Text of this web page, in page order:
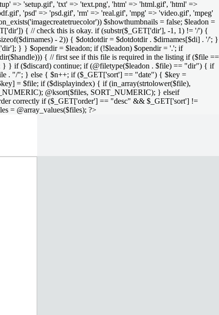
=> 'setup.gif', 'txt' => 'text.png', 'htm' => 'html.gif', 'html' =>
'psd' => 'psd.gif', 'rm' => 'real.gif', 'mpg' => 'video.gif', 'mpeg'
$showthumbnails = false; $leadon =
{ // check this is okay. if (substr($_GET['dir'], -1, 1) != '/') {
- 2)) { $dotdotdir = $dotdotdir . $dirnames[$di] . '/'; }
} } $opendir = $leadon; if (!$leadon) $opendir = '.'; if
{ // first see if this file is required in the listing if ($file ==
} } if ($discard) continue; if (@filetype($leadon . $file) == "dir") { if
. "/"; } else { $n++; if ($_GET['sort'] == "date") { $key =
= $file; if ($displayindex) { if (in_array(strtolower($file),
@ksort($files, SORT_NUMERIC); } elseif
correctly if ($_GET['order'] == "desc" && $_GET['sort'] !=
= @array_values($files); ?>